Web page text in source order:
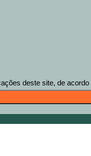
deste site, de